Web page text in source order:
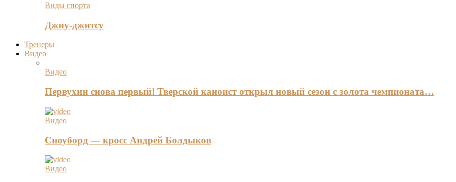
Виды спорта
Джиу-джитсу
Тренеры
Видео
Видео
Первухин снова первый! Тверской каноист открыл новый сезон с золота чемпионата…
Видео
Сноуборд — кросс Андрей Болдыков
Видео